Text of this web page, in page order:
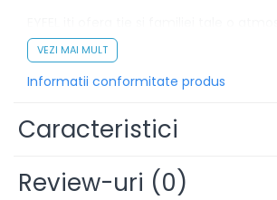
relaxanta si parfumata.
Mod de folosire:
aceea puneti capacul din nou la loc.
parfumul vor umple cu aroma
incapere.
VEZI MAI MULT
Informatii conformitate produs
Caracteristici
Review-uri (0)